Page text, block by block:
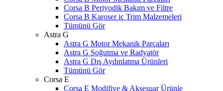
Corsa B Periyodik Bakım ve Filtre
Corsa B Karoser iç Trim Malzemeleri
Tümünü Gör
Astra G
Astra G Motor Mekanik Parçaları
Astra G Soğutma ve Radyatör
Astra G Dış Aydınlatma Ürünleri
Tümünü Gör
Corsa E
Corsa E Modifiye & Aksesuar Ürünle